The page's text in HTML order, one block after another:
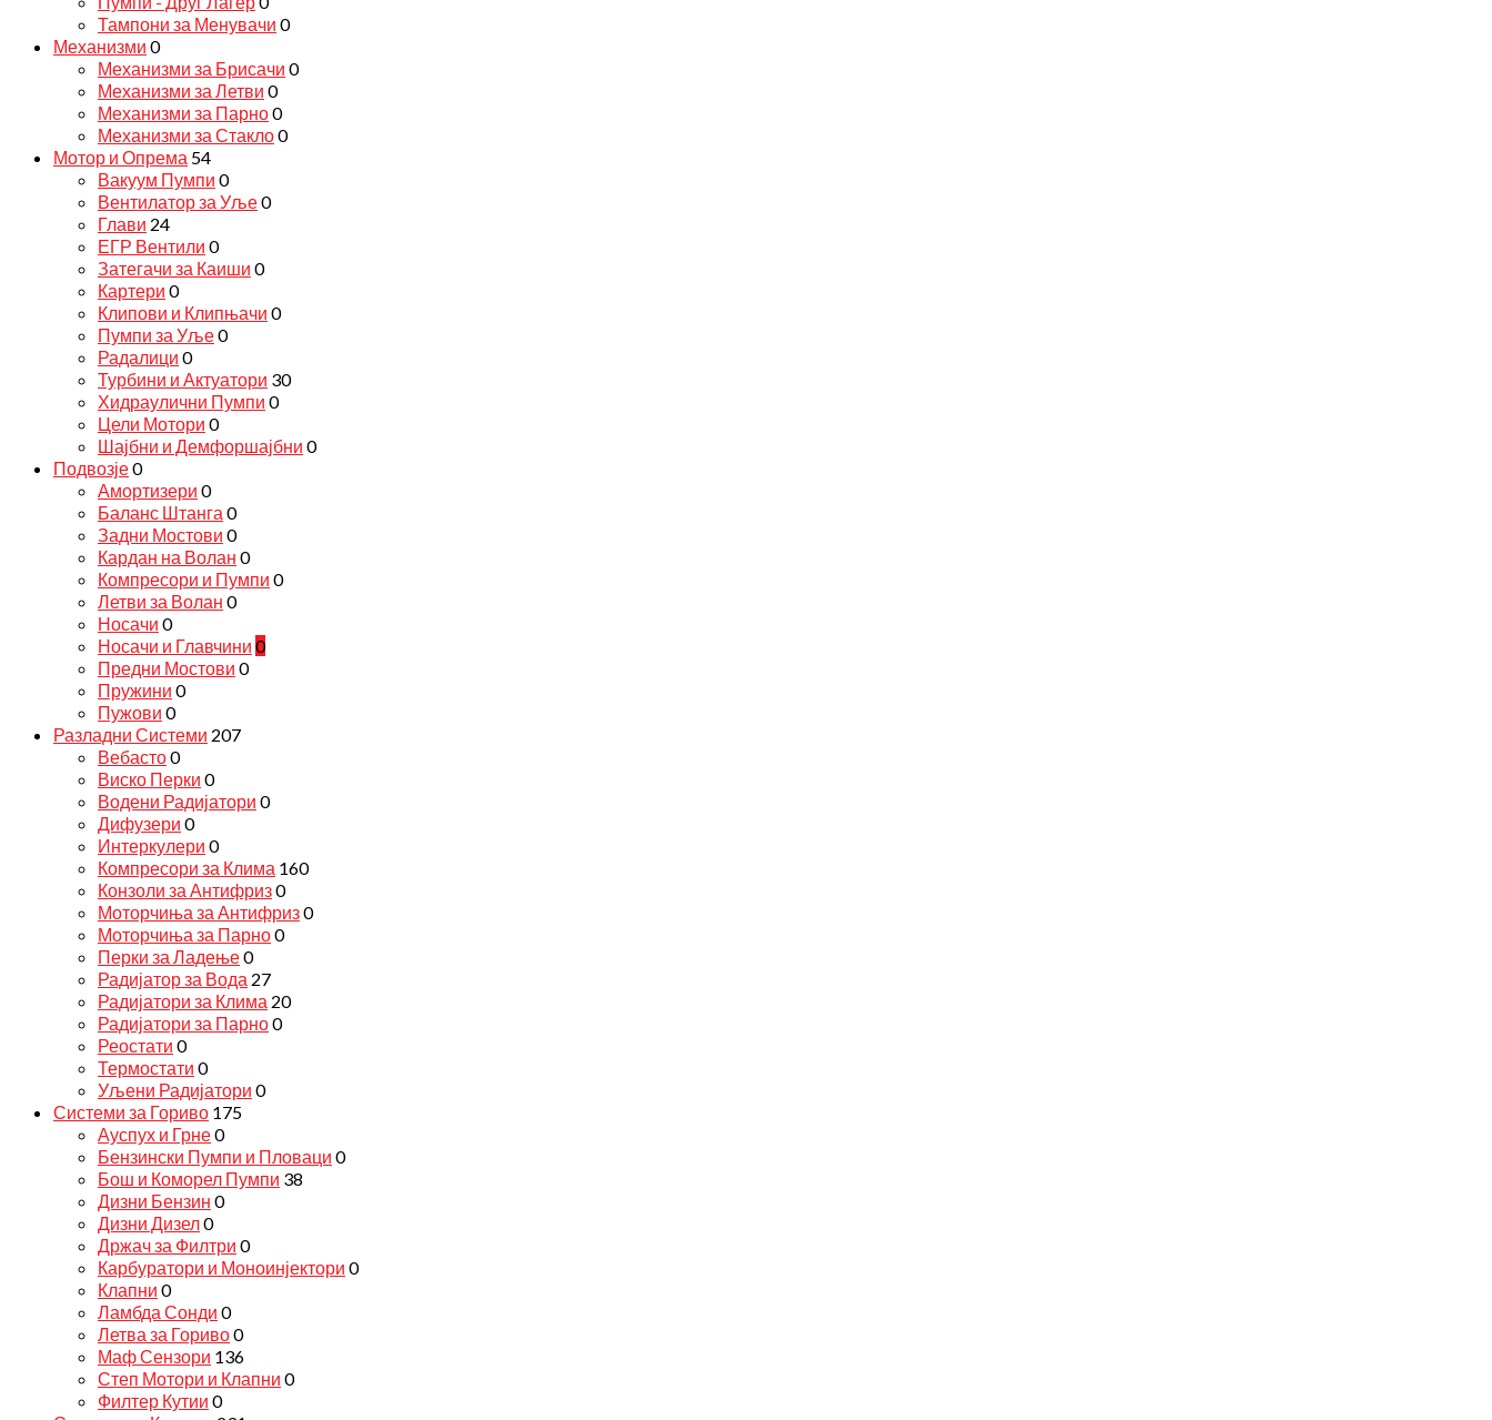
Тампони за Менувачи 0
Механизми 0
Механизми за Брисачи 0
Механизми за Летви 0
Механизми за Парно0
Механизми за Стакло0
Мотор и Опрема 54
Вакуум Пумпи 0
Вентилатор за Уље0
Глави 24
ЕГР Вентили 0
Затегачи за Каиши 0
Картери 0
Клипови и Клипњачи 0
Пумпи за Уље0
Радалици 0
Турбини и Актуатори 30
Хидраулични Пумпи 0
Цели Мотори 0
Шајбни и Демфоршајбни 0
Подвозје0
Амортизери 0
Баланс Штанга 0
Задни Мостови 0
Кардан на Волан 0
Компресори и Пумпи 0
Летви за Волан 0
Носачи 0
Носачи и Главчини 0
Предни Мостови 0
Пружини 0
Пужови 0
Разладни Системи 207
Вебасто0
Виско Перки 0
Водени Радијатори 0
Дифузери 0
Интеркулери 0
Компресори за Клима 160
Конзоли за Антифриз0
Моторчиња за Антифриз0
Моторчиња за Парно0
Перки за Ладење0
Радијатор за Вода 27
Радијатори за Клима 20
Радијатори за Парно0
Реостати 0
Термостати 0
Уљени Радијатори 0
Системи за Гориво 175
Ауспух и Грне0
Бензински Пумпи и Пловаци 0
Бош и Коморел Пумпи 38
Дизни Бензин 0
Дизни Дизел0
Држач за Филтри 0
Карбуратори и Моноинјектори 0
Клапни 0
Ламбда Сонди 0
Летва за Гориво0
Маф Сензори 136
Степ Мотори и Клапни 0
Филтер Кутии 0